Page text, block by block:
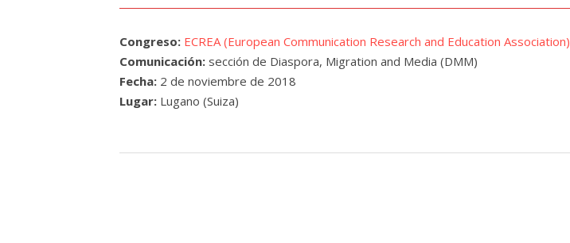
Congreso: ECREA (European Communication Research and Education Association)
Comunicación:sección de Diaspora, Migration and Media (DMM)
Fecha:2 de noviembre de 2018
Lugar:Lugano (Suiza)